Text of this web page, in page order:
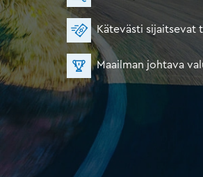
Kätevästi sijaitsevat
Maailman johtava